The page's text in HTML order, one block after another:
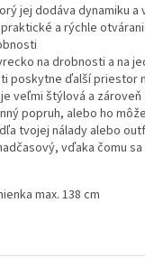
jej dodáva dynamiku a
a rýchle
na drobnosti a na
poskytne ďalší priestor
veľmi štýlová a zároveň
popruh, alebo ho
tvojej nálady alebo
vďaka čomu
max. 138 cm